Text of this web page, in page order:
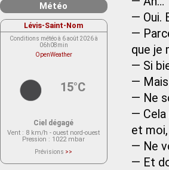
— Oui.
—
que je
— Si
—
— Ne
— Cela
et
— Ne
— Et
Météo
Lévis-Saint-Nom
Conditions météo à 6 août 2026 à
06h08min
OpenWeather
15°C
Ciel dégagé
Vent : 8 km/h - ouest nord-ouest
Pression : 1022 mbar
Prévisions >>
actuellement aucune prévision